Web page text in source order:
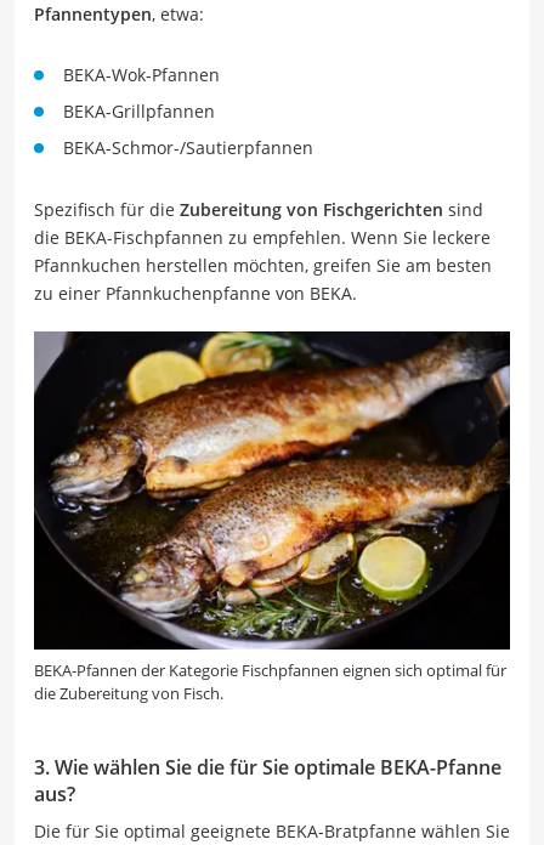
Pfannentypen, etwa:
BEKA-Wok-Pfannen
BEKA-Grillpfannen
BEKA-Schmor-/Sautierpfannen
Spezifisch für die Zubereitung von Fischgerichten sind
die BEKA-Fischpfannen zu empfehlen. Wenn Sie leckere
Pfannkuchen herstellen möchten, greifen Sie am besten
zu einer Pfannkuchenpfanne von BEKA.
BEKA-Pfannen der Kategorie Fischpfannen eignen sich optimal für
die Zubereitung von Fisch.
3. Wie wählen Sie die für Sie optimale BEKA-Pfanne
aus?
Die für Sie optimal geeignete BEKA-Bratpfanne wählen Sie